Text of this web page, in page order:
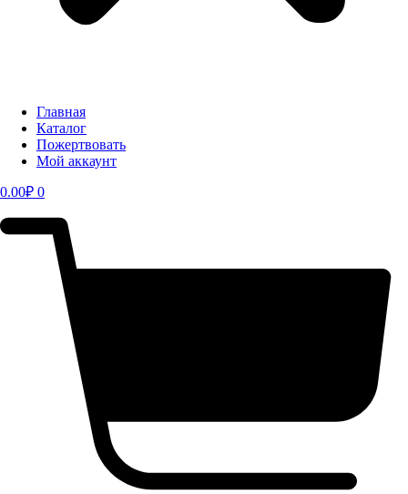
Главная
Каталог
Пожертвовать
Мой аккаунт
0.00₽ 0